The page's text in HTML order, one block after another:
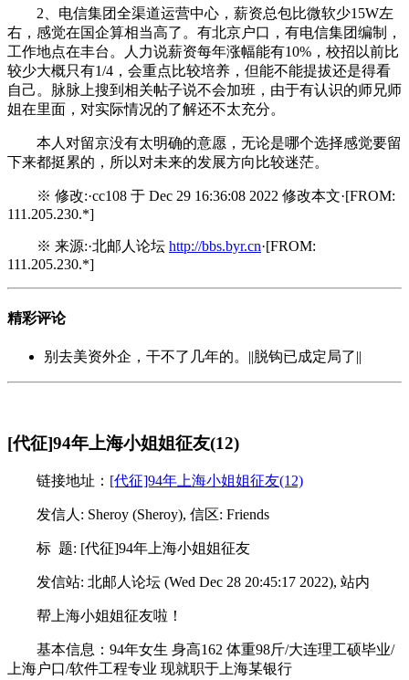
2、电信集团全渠道运营中心，薪资总包比微软少15W左
右，感觉在国企算相当高了。有北京户口，有电信集团编制，
工作地点在丰台。人力说薪资每年涨幅能有10%，校招以前比
较少大概只有1/4，会重点比较培养，但能不能提拔还是得看
自己。脉脉上搜到相关帖子说不会加班，由于有认识的师兄师
姐在里面，对实际情况的了解还不太充分。
本人对留京没有太明确的意愿，无论是哪个选择感觉要留
下来都挺累的，所以对未来的发展方向比较迷茫。
※ 修改:·cc108 于 Dec 29 16:36:08 2022 修改本文·[FROM:
111.205.230.*]
※ 来源:·北邮人论坛 http://bbs.byr.cn·[FROM:
111.205.230.*]
精彩评论
别去美资外企，干不了几年的。||脱钩已成定局了||
[代征]94年上海小姐姐征友(12)
链接地址： [代征]94年上海小姐姐征友(12)
发信人: Sheroy (Sheroy), 信区: Friends
标 题: [代征]94年上海小姐姐征友
发信站: 北邮人论坛 (Wed Dec 28 20:45:17 2022), 站内
帮上海小姐姐征友啦！
基本信息：94年女生 身高162 体重98斤/大连理工硕毕业/
上海户口/软件工程专业 现就职于上海某银行